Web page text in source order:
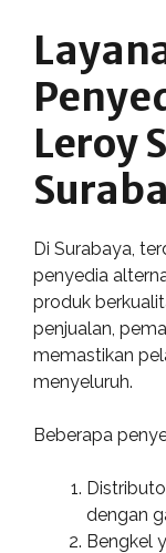
Leroy
Di Surabaya,
penyedia
produk
penjualan,
memastikan
menyeluruh.
Beberapa
dengan
Bengkel